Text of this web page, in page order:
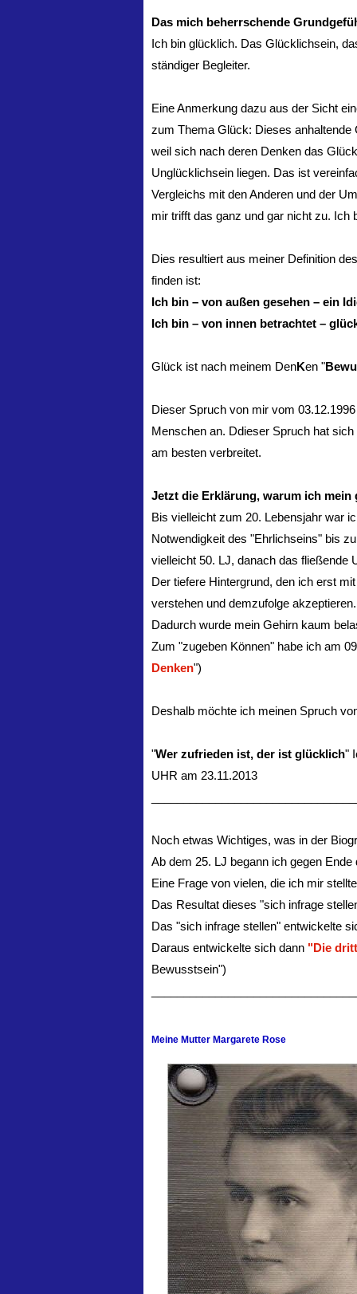
Das mich beherrschende
Ich bin glücklich. Das Glücklichsein,
ständiger Begleiter.
Eine Anmerkung dazu aus der Sicht
zum Thema Glück: Dieses anhaltende
weil sich nach deren Denken das
Unglücklichsein liegen. Das ist
Vergleichs mit den Anderen und der
mir trifft das ganz und gar nicht zu.
Dies resultiert aus meiner Definition
finden ist:
Ich bin – von außen gesehen – ein
Ich bin – von innen betrachtet –
Glück ist nach meinem DenKen "
Dieser Spruch von mir vom
Menschen an. Ddieser Spruch hat
am besten verbreitet.
Jetzt die Erklärung, warum ich
Bis vielleicht zum 20. Lebensjahr war
Notwendigkeit des "Ehrlichseins" bis
vielleicht 50. LJ, danach das fließende
Der tiefere Hintergrund, den ich erst
verstehen und demzufolge akzeptieren.
Dadurch wurde mein Gehirn kaum
Zum "zugeben Können" habe ich am
Denken")
Deshalb möchte ich meinen Spruch
"Wer zufrieden ist, der ist glücklich"
UHR am 23.11.2013
Noch etwas Wichtiges, was in der
Ab dem 25. LJ begann ich gegen
Eine Frage von vielen, die ich mir
Das Resultat dieses "sich infrage
Das "sich infrage stellen" entwickelte
Daraus entwickelte sich dann "Die
Bewusstsein")
Meine Mutter Margarete Rose